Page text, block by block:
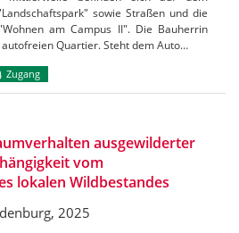
sowie Straßen und die
am Campus II". Die Bauherrin
Quartier. Steht dem Auto…
Zugang
ausgewilderter
vom
lokalen Wildbestandes
2025